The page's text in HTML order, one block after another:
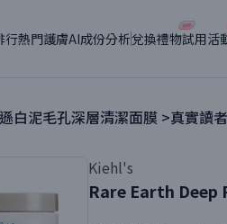
行熱門護膚AI成份分析兌換禮物試用活
白泥毛孔深層清潔面膜 >真實讀
Kiehl's
Rare Earth Deep